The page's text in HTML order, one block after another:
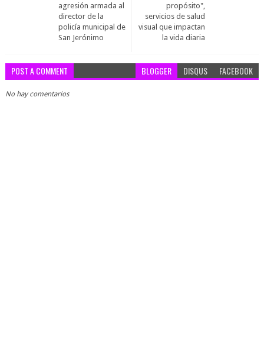
propósito",
servicios de salud
visual que impactan
la vida diaria
agresión armada al
director de la
policía municipal de
San Jerónimo
POST A COMMENT BLOGGER DISQUS FACEBOOK
No hay comentarios